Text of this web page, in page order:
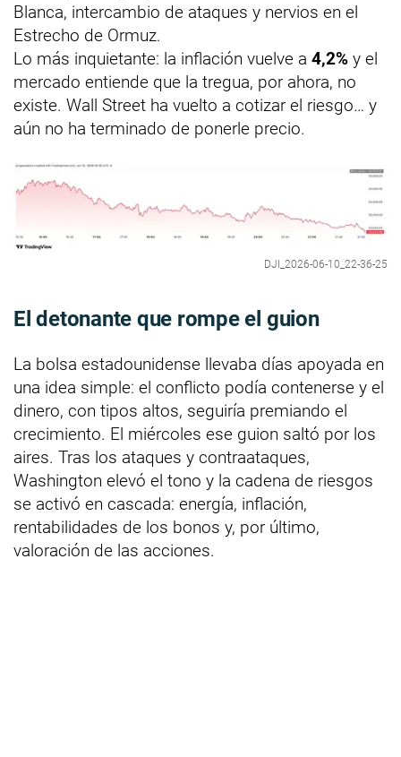
Blanca, intercambio de ataques y nervios en el
Estrecho de Ormuz.
Lo más inquietante: la inflación vuelve a 4,2% y el
mercado entiende que la tregua, por ahora, no
existe. Wall Street ha vuelto a cotizar el riesgo… y
aún no ha terminado de ponerle precio.
DJI_2026-06-10_22-36-25
El detonante que rompe el guion
La bolsa estadounidense llevaba días apoyada en
una idea simple: el conflicto podía contenerse y el
dinero, con tipos altos, seguiría premiando el
crecimiento. El miércoles ese guion saltó por los
aires. Tras los ataques y contraataques,
Washington elevó el tono y la cadena de riesgos
se activó en cascada: energía, inflación,
rentabilidades de los bonos y, por último,
valoración de las acciones.